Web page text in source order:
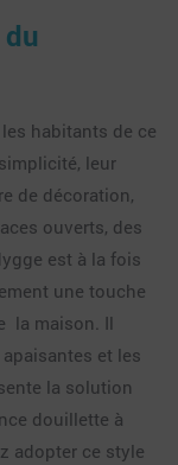
habitants de ce
leur
de décoration,
ouverts, des
est à la fois
une touche
la maison. Il
et les
la solution
douillette à
adopter ce style